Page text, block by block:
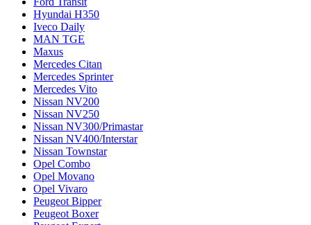
Hyundai H350
Iveco Daily
MAN TGE
Maxus
Mercedes Citan
Mercedes Sprinter
Mercedes Vito
Nissan NV200
Nissan NV250
Nissan NV300/Primastar
Nissan NV400/Interstar
Nissan Townstar
Opel Combo
Opel Movano
Opel Vivaro
Peugeot Bipper
Peugeot Boxer